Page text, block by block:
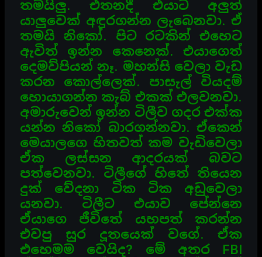
තමයිලු. එතනදී එයාට අලුත්
යාලුවෙක් අඳුරගන්න ලැබෙනවා. ඒ
තමයි නිකෝ. පිට රටකින් එහෙට
ඇවිත් ඉන්න කෙනෙක්. එයාගෙත්
දෙමව්පියන් නෑ. මහන්සි වෙලා වැඩ
කරන කොල්ලෙක්. පාසැල් වියදම්
හොයාගන්න කැබ් එකක් එලවනවා.
අමාරුවෙන් ඉන්න ටිලීව ගදර එක්ක
යන්න නිකෝ බාරගන්නවා. ඒකෙන්
මෙයාලගෙ හිතවත් කම වැඩිවෙලා
ඒක ලස්සන ආදරයක් බවට
පත්වෙනවා. ටිලීගේ හිතේ තියෙන
දුක් වේදනා ටික ටික අඩුවෙලා
යනවා. ටිලීට එයාව පේන්නෙ
ඒයාගෙ ජීවිතේ යහපත් කරන්න
එවපු සුර දූතයෙක් වගේ. ඒක
එහෙමම වෙයිද? මේ අතර FBI